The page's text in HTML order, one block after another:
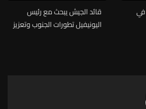
في
قائد الجيش يبحث مع رئيس
اليونيفيل تطورات الجنوب وتعزيز